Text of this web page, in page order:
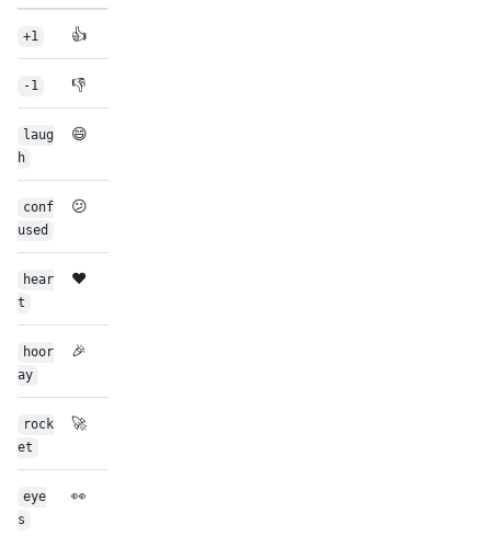
+1 👍
-1 👎
laug
h
😄
conf
used
😕
hear
t
❤️
hoor
ay
🎉
rock
et
🚀
eye
s
👀